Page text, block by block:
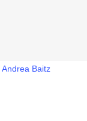
Andrea Baitz